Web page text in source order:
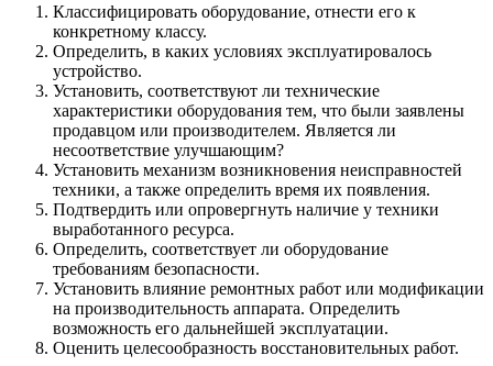
Классифицировать оборудование, отнести его к
конкретному классу.
Определить, в каких условиях эксплуатировалось
устройство.
Установить, соответствуют ли технические
характеристики оборудования тем, что были заявлены
продавцом или производителем. Является ли
несоответствие улучшающим?
Установить механизм возникновения неисправностей
техники, а также определить время их появления.
Подтвердить или опровергнуть наличие у техники
выработанного ресурса.
Определить, соответствует ли оборудование
требованиям безопасности.
Установить влияние ремонтных работ или модификации
на производительность аппарата. Определить
возможность его дальнейшей эксплуатации.
Оценить целесообразность восстановительных работ.